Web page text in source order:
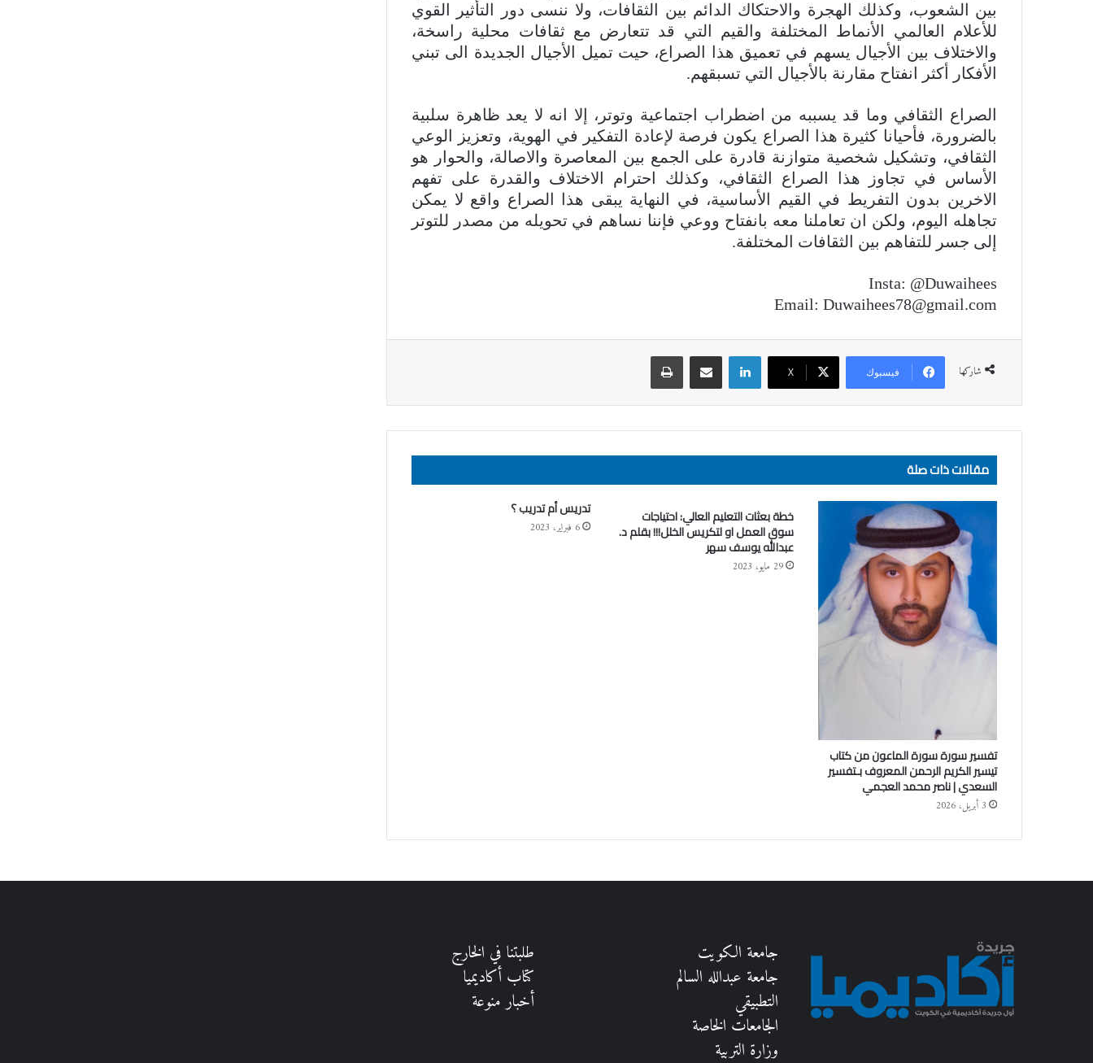
بين الشعوب، وكذلك الهجرة والاحتكاك الدائم بين الثقافات، ولا ننسى دور التأثير القوي
للأعلام العالمي الأنماط المختلفة والقيم التي قد تتعارض مع ثقافات محلية راسخة،
والاختلاف بين الأجيال يسهم في تعميق هذا الصراع، حيت تميل الأجيال الجديدة الى تبني
الأفكار أكثر انفتاح مقارنة بالأجيال التي تسبقهم.
الصراع الثقافي وما قد يسببه من اضطراب اجتماعية وتوتر، إلا انه لا يعد ظاهرة سلبية
بالضرورة، فأحيانا كثيرة هذا الصراع يكون فرصة لإعادة التفكير في الهوية، وتعزيز الوعي
الثقافي، وتشكيل شخصية متوازنة قادرة على الجمع بين المعاصرة والاصالة، والحوار هو
الأساس في تجاوز هذا الصراع الثقافي، وكذلك احترام الاختلاف والقدرة على تفهم
الاخرين بدون التفريط في القيم الأساسية، في النهاية يبقى هذا الصراع واقع لا يمكن
تجاهله اليوم، ولكن ان تعاملنا معه بانفتاح ووعي فإننا نساهم في تحويله من مصدر للتوتر
إلى جسر للتفاهم بين الثقافات المختلفة.
Insta: @Duwaihees
Email: Duwaihees78@gmail.com
شاركها فيسبوك ‫X
لينكدإن مشاركة عبر البريد طباعة
مقالات ذات صلة
تفسير سورة سورة الماعون من كتاب
تيسير الكريم الرحمن المعروف بـتفسير
السعدي | ناصر محمد العجمي
3 أبريل، 2026
خطة بعثات التعليم العالي: احتياجات
سوق العمل او لتكريس الخلل!!! بقلم د.
عبدالله يوسف سهر
29 مايو، 2023
تدريس أم تدريب ؟
6 فبراير، 2023
جامعة الكويت
جامعة عبدالله السالم
التطبيقي
الجامعات الخاصة
وزارة التربية
طلبتنا في الخارج
كتاب أكاديميا
أخبار منوعة